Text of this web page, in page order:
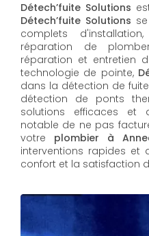
Détech’fuite Solutions
Détech’fuite Solutions
complets
réparation de
réparation et entretien
technologie de pointe,
dans la détection de
détection de ponts
solutions efficaces et
notable de ne pas
votre plombier à
interventions rapides et
confort et la satisfaction